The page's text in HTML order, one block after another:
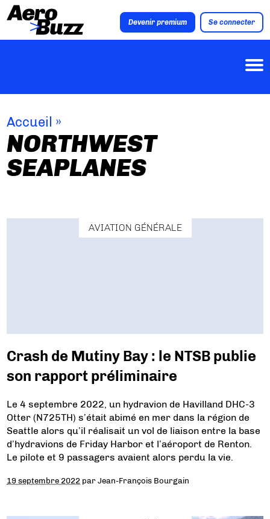
Devenir premium Se connecter
Accueil »
NORTHWEST
SEAPLANES
AVIATION GÉNÉRALE
Crash de Mutiny Bay : le NTSB publie
son rapport préliminaire
Le 4 septembre 2022, un hydravion de Havilland DHC-3
Otter (N725TH) s’était abimé en mer dans la région de
Seattle alors qu’il réalisait un vol de liaison entre la base
d’hydravions de Friday Harbor et l’aéroport de Renton.
Le pilote et 9 passagers avaient alors perdu la vie.
19 septembre 2022 parJean-François Bourgain